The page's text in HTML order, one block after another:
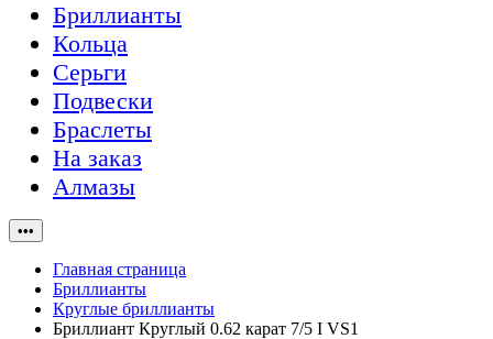
Бриллианты
Кольца
Серьги
Подвески
Браслеты
На заказ
Алмазы
•••
Главная страница
Бриллианты
Круглые бриллианты
Бриллиант Круглый 0.62 карат 7/5 I VS1